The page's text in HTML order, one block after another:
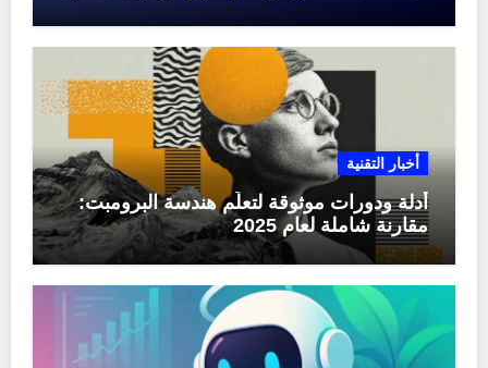
أخبار التقنية
أدلة ودورات موثوقة لتعلّم هندسة البرومبت:
مقارنة شاملة لعام 2025